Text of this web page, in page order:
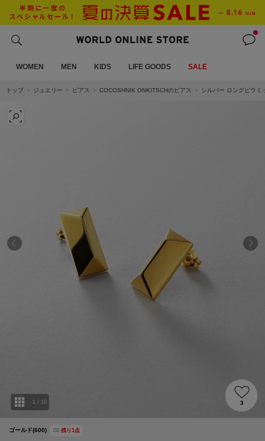
WOMEN MEN KIDS LIFE GOODS SALE
トップ ジュエリー ピアス COCOSHNIK ONKITSCHのピアス シルバー ロングピラミ
ゴールド(600) 00 残り 1点
1 / 10 3